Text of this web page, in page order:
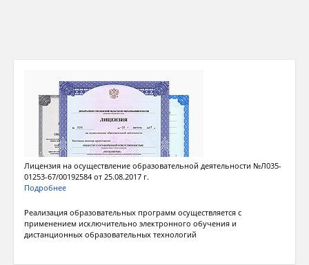
Лицензия на осуществление образовательной деятельности №Л035-
01253-67/00192584 от 25.08.2017 г.
Подробнее
Реализация образовательных программ осуществляется с
применением исключительно электронного обучения и
дистанционных образовательных технологий